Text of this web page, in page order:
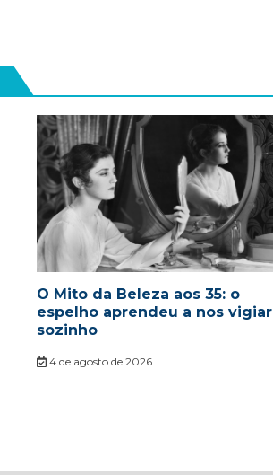
O Mito da Beleza aos 35: o
espelho aprendeu a nos vigiar
sozinho
4 de agosto de 2026